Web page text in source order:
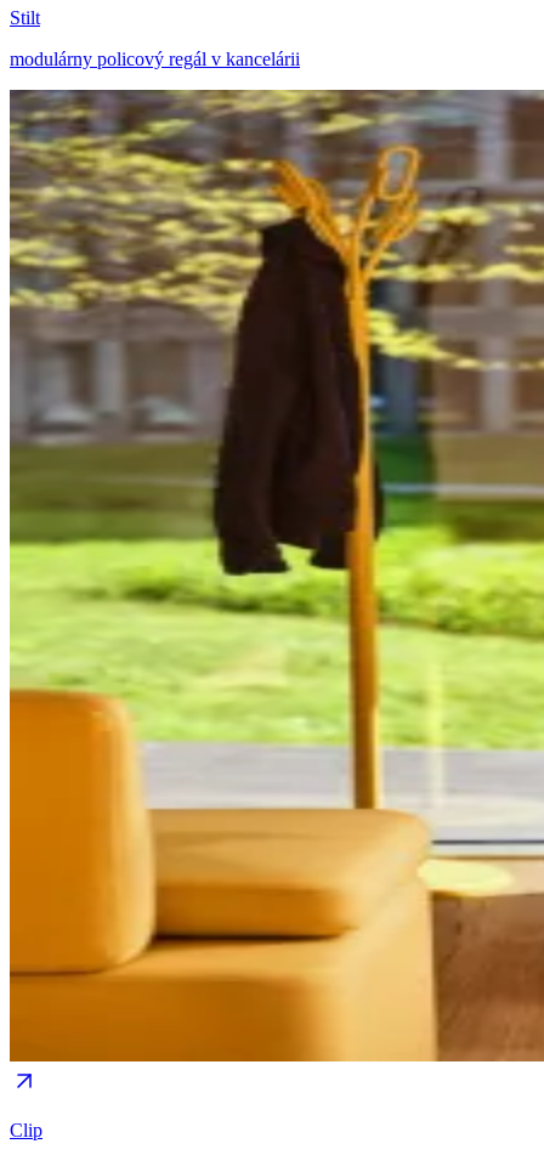
Stilt
modulárny policový regál v kancelárii
Clip